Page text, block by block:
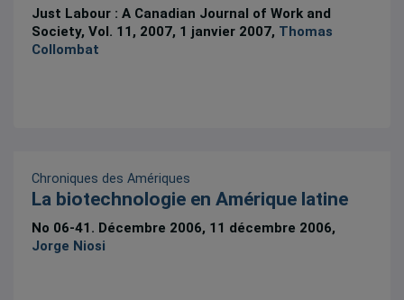
Just Labour : A Canadian Journal of Work and
Society, Vol. 11, 2007, 1 janvier 2007, Thomas
Collombat
Chroniques des Amériques
La biotechnologie en Amérique latine
No 06-41. Décembre 2006, 11 décembre 2006,
Jorge Niosi